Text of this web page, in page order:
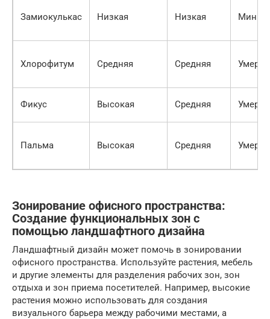
Замиокулькас Низкая Низкая
Хлорофитум Средняя Средняя
Фикус Высокая Средняя
Пальма Высокая Средняя
Зонирование офисного пространства:
Создание функциональных зон с
помощью ландшафтного дизайна
Ландшафтный дизайн может помочь в зонировании
офисного пространства. Используйте растения, мебель
и другие элементы для разделения рабочих зон, зон
отдыха и зон приема посетителей. Например, высокие
растения можно использовать для создания
визуального барьера между рабочими местами, а